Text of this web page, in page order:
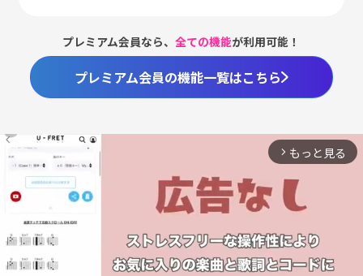
プレミアム会員なら、全ての機能が利用可能！
プレミアム会員の機能一覧はこちら
arrow_forward_ios もっと見る